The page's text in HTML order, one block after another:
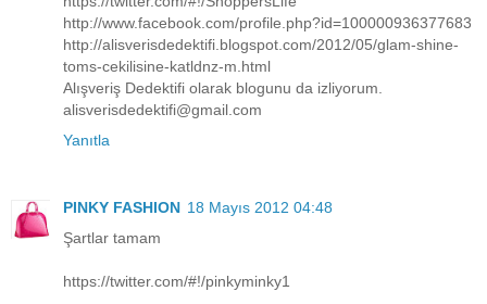
http://www.facebook.com/profile.php?id=100000936377683
http://alisverisdedektifi.blogspot.com/2012/05/glam-shine-
toms-cekilisine-katldnz-m.html
Alışveriş Dedektifi olarak blogunu da izliyorum.
alisverisdedektifi@gmail.com
Yanıtla
PINKY FASHION 18 Mayıs 2012 04:48
Şartlar tamam
https://twitter.com/#!/pinkyminky1